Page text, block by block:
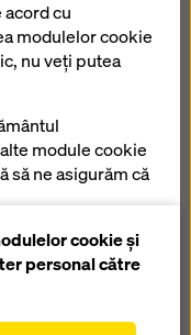
pentru
Video
cu
modulelor cookie
nu veți putea
module cookie
să ne asigurăm că
site-ului
și statistice),
fără
cookie și
personal către